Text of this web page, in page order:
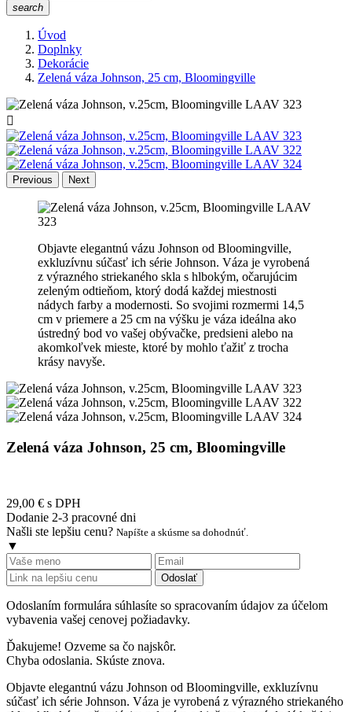
search
Úvod
Doplnky
Dekorácie
Zelená váza Johnson, 25 cm, Bloomingville

Previous Next
Objavte elegantnú vázu Johnson od Bloomingville,
exkluzívnu súčasť ich série Johnson. Váza je vyrobená
z výrazného striekaného skla s hlbokým, očarujúcim
zeleným odtieňom, ktorý dodá každej miestnosti
nádych farby a modernosti. So svojimi rozmermi 14,5
cm v priemere a 25 cm na výšku je váza ideálna ako
ústredný bod vo vašej obývačke, predsieni alebo na
akomkoľvek mieste, ktoré by mohlo ťažiť z trocha
krásy navyše.
Zelená váza Johnson, 25 cm, Bloomingville
29,00 € s DPH
Dodanie 2-3 pracovné dni
Našli ste lepšiu cenu? Napíšte a skúsme sa dohodnúť.
▼
Odoslať
Odoslaním formulára súhlasíte so spracovaním údajov za účelom
vybavenia vašej cenovej požiadavky.
Ďakujeme! Ozveme sa čo najskôr.
Chyba odoslania. Skúste znova.
Objavte elegantnú vázu Johnson od Bloomingville, exkluzívnu
súčasť ich série Johnson. Váza je vyrobená z výrazného striekaného